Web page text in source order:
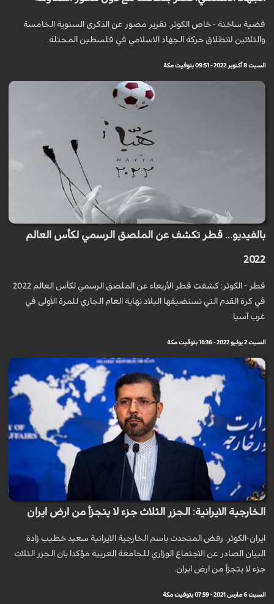
قضية ساخنة - خاص الكوثر: تقرير مصور عن الذكرى السنوية الخامسة
والثلاثين لانطلاق حركة الجهاد الاسلامي في فلسطين المحتلة.
السبت 8 أكتوبر 2022 - 09:51 بتوقيت مكة
بالفيديو... قطر تكشف عن الملصق الرسمي لكأس العالم
2022
قطر - الكوثر: كشفت قطر الأربعاء عن الملصق الرسمي لكأس العالم 2022
في كرة القدم التي تستضيفها البلاد نهاية العام الجاري للمرة الأولى في
غرب آسيا.
السبت 2 يوليو 2022 - 16:36 بتوقيت مكة
الخارجية الايرانية: الجزر الثلاث جزء لا يتجزأ من ارض ايران
ايران-الكوثر: رفض المتحدث باسم الخارجية الايرانية سعيد خطيب زادة
البيان الصادر عن الاجتماع الوزاري للجامعة العربية مؤكدا بان الجزر الثلاث
جزء لا يتجزأ من ارض ايران.
السبت 6 مارس 2021 - 07:59 بتوقيت مكة